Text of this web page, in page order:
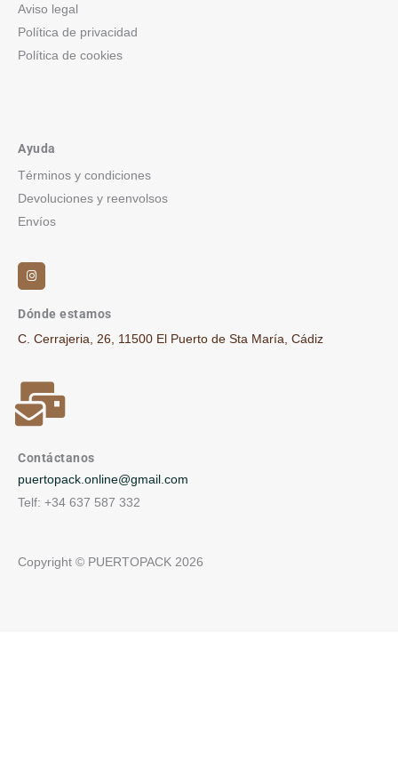
Aviso legal
Política de privacidad
Política de cookies
Ayuda
Términos y condiciones
Devoluciones y reenvolsos
Envíos
s
t
g
a
Dónde estamos
C. Cerrajeria, 26, 11500 El Puerto de Sta María, Cádiz
Contáctanos
puertopack.online@gmail.com
Telf: +34 637 587 332
Copyright © PUERTOPACK 2026